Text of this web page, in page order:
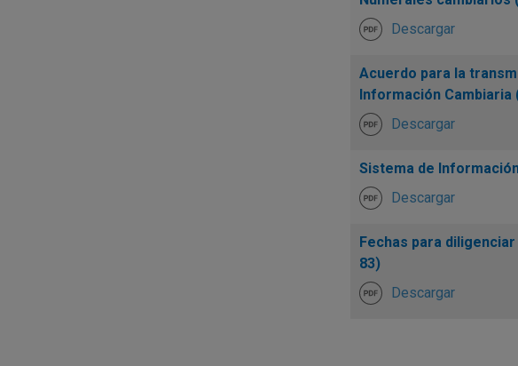
Descargar
Acuerdo para la
Información
Descargar
Sistema de
Descargar
Fechas para
83)
Descargar